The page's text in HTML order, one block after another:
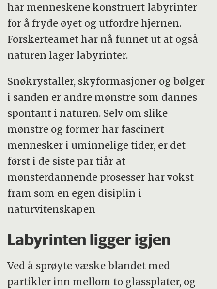
har menneskene konstruert labyrinter
for å fryde øyet og utfordre hjernen.
Forskerteamet har nå funnet ut at også
naturen lager labyrinter.
Snøkrystaller, skyformasjoner og bølger
i sanden er andre mønstre som dannes
spontant i naturen. Selv om slike
mønstre og former har fascinert
mennesker i uminnelige tider, er det
først i de siste par tiår at
mønsterdannende prosesser har vokst
fram som en egen disiplin i
naturvitenskapen
Labyrinten ligger igjen
Ved å sprøyte væske blandet med
partikler inn mellom to glassplater, og